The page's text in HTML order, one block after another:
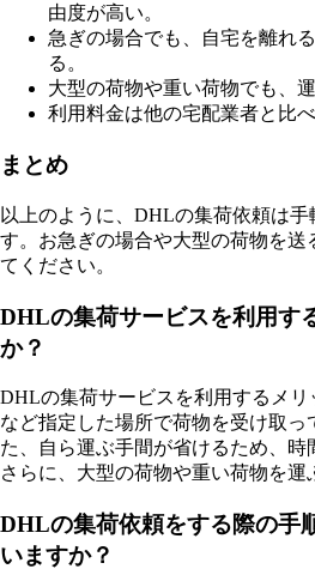
由度が高い。
急ぎの場合でも、自宅を離れ
る。
大型の荷物や重い荷物でも、運
利用料金は他の宅配業者と比
まとめ
以上のように、DHLの集荷依頼は
す。お急ぎの場合や大型の荷物を送
てください。
DHLの集荷サービスを利用す
か？
DHLの集荷サービスを利用するメリ
など指定した場所で荷物を受け取っ
た、自ら運ぶ手間が省けるため、時
さらに、大型の荷物や重い荷物を運
DHLの集荷依頼をする際の手
いますか？